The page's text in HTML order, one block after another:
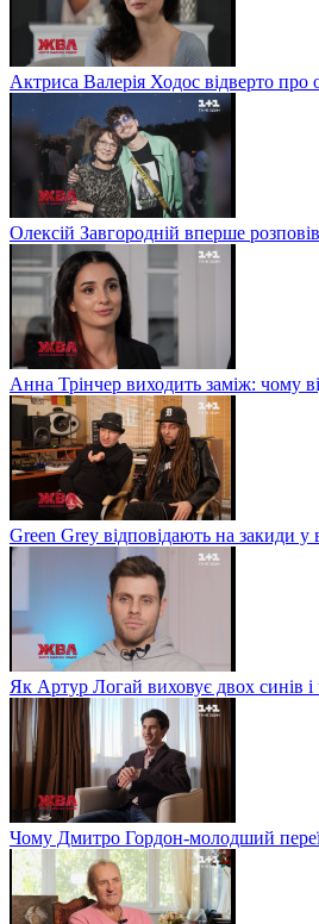
Актриса Валерія Ходос відверто про
Олексій Завгородній вперше
Анна Трінчер виходить заміж: чому
Green Grey відповідають на закиди у
Як Артур Логай виховує двох синів
Чому Дмитро Гордон-молодший